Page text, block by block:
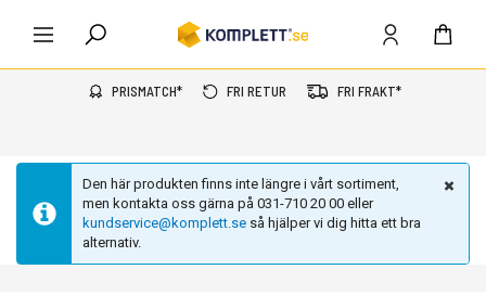
PRISMATCH* FRI RETUR FRI FRAKT*
Den här produkten finns inte längre i vårt sortiment,
men kontakta oss gärna på 031-710 20 00 eller
kundservice@komplett.se så hjälper vi dig hitta ett bra
alternativ.